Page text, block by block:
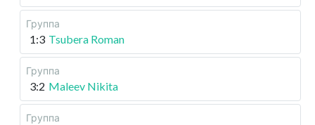
Группа
1:3 Tsubera Roman
Группа
3:2 Maleev Nikita
Группа